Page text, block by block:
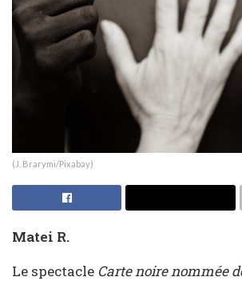
(J. Brarymi/Pixabay)
Matei R.
Le spectacle Carte noire nommée